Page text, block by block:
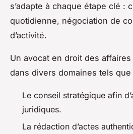
s’adapte à chaque étape clé :
quotidienne, négociation de
d’activité.
Un avocat en droit des
dans divers domaines tels que
Le conseil stratégique afin
juridiques.
La rédaction d’actes